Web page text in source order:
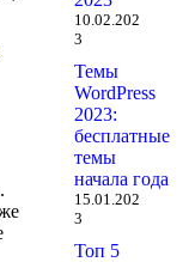
10.02.202
3
Темы
WordPress
2023:
бесплатные
темы
начала года
15.01.202
3
Топ 5